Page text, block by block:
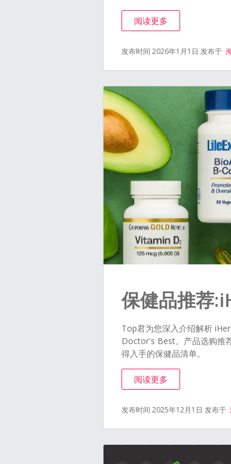
阅读更多
发布时间 2026年1月1日 发布于
保健品推荐
Top君为您深入介绍解析
Doctor's Best。产品选购推
得入手的保健品清单。
阅读更多
发布时间 2025年12月1日 发布于